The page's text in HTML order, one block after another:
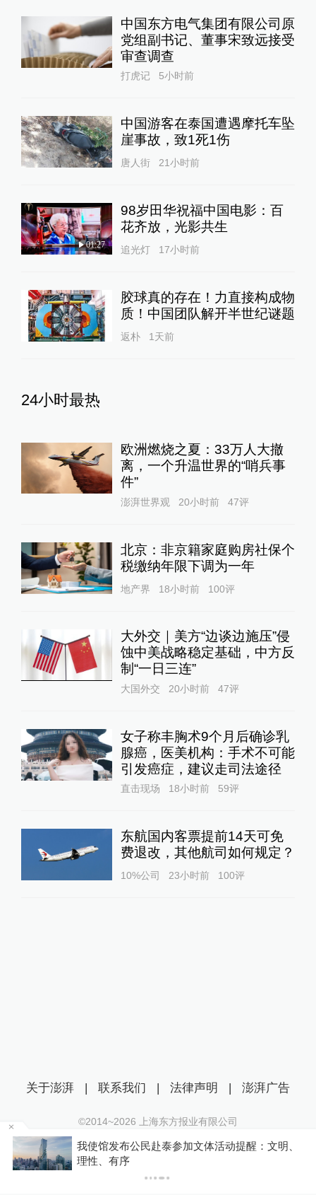
中国东方电气集团有限公司原
党组副书记、董事宋致远接受
审查调查
打虎记 5小时前
中国游客在泰国遭遇摩托车坠
崖事故，致1死1伤
唐人街 21小时前
01:27
98岁田华祝福中国电影：百
花齐放，光影共生
追光灯 17小时前
胶球真的存在！力直接构成物
质！中国团队解开半世纪谜题
返朴 1天前
24小时最热
欧洲燃烧之夏：33万人大撤
离，一个升温世界的“哨兵事
件”
澎湃世界观 20小时前 47评
北京：非京籍家庭购房社保个
税缴纳年限下调为一年
地产界 18小时前 100评
大外交｜美方“边谈边施压”侵
蚀中美战略稳定基础，中方反
制“一日三连”
大国外交 20小时前 47评
女子称丰胸术9个月后确诊乳
腺癌，医美机构：手术不可能
引发癌症，建议走司法途径
直击现场 18小时前 59评
东航国内客票提前14天可免
费退改，其他航司如何规定？
10%公司 23小时前 100评
台风“白海豚”将正面“袭击”贯穿浙江，影响时间较
长
关于澎湃 | 联系我们 | 法律声明 | 澎湃广告
©2014~2026 上海东方报业有限公司
沪ICP证：沪B2-20170116 | 沪ICP备14003370号
互联网新闻信息服务许可证：31120170006
沪公网安备 31010602000299号